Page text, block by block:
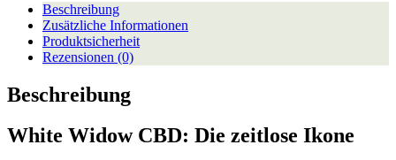
Beschreibung
Zusätzliche Informationen
Produktsicherheit
Rezensionen (0)
Beschreibung
White Widow CBD: Die zeitlose Ikone